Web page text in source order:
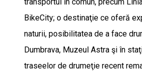
BikeCity; o destinaţie ce oferă
naturii, posibilitatea de a face
Dumbrava, Muzeul Astra şi în
traseelor de drumeţie recent